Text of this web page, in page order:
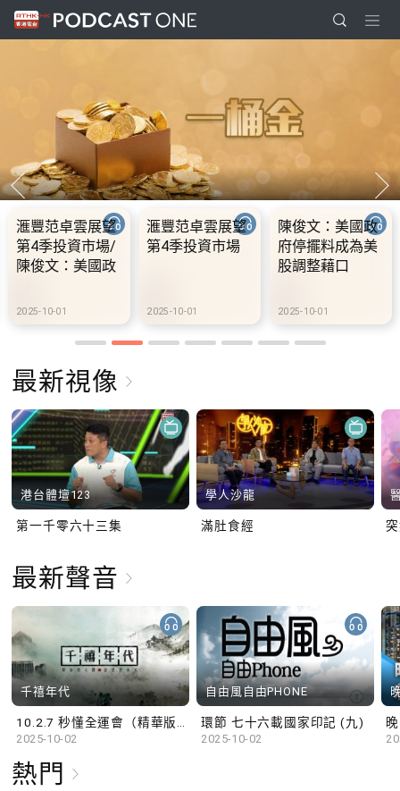
滙豐范卓雲展望
第4季投資市場
2025-10-01
陳俊文：美國政
府停擺料成為美
2025-10-01
10.2.1 內地
假期連中秋
期 不少內地
2025-10-02
最新視像
港台體壇123
第一千零六十三集
學人沙龍
滿肚食經
最新聲音
千禧年代
2025-10-02
自由風自由PHONE
環節 七十六載國家印記 (九)
2025-10-02
熱門